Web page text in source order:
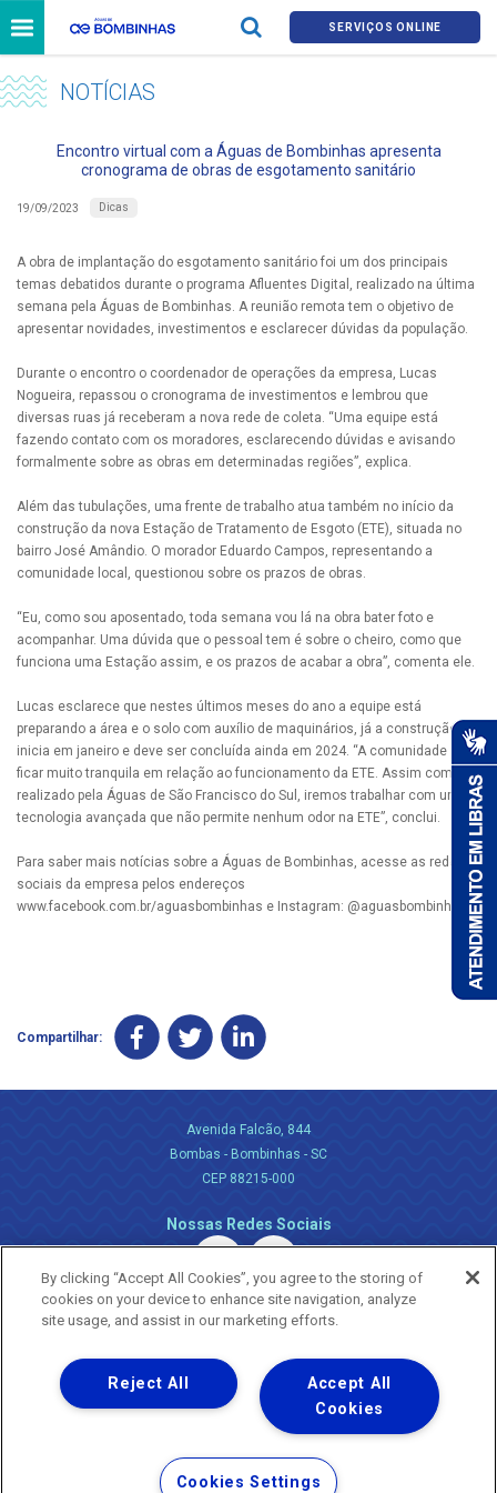
SERVIÇOS ONLINE
NOTÍCIAS
Encontro virtual com a Águas de Bombinhas apresenta
cronograma de obras de esgotamento sanitário
19/09/2023 Dicas
A obra de implantação do esgotamento sanitário foi um dos principais
temas debatidos durante o programa Afluentes Digital, realizado na última
semana pela Águas de Bombinhas. A reunião remota tem o objetivo de
apresentar novidades, investimentos e esclarecer dúvidas da população.
Durante o encontro o coordenador de operações da empresa, Lucas
Nogueira, repassou o cronograma de investimentos e lembrou que
diversas ruas já receberam a nova rede de coleta. “Uma equipe está
fazendo contato com os moradores, esclarecendo dúvidas e avisando
formalmente sobre as obras em determinadas regiões”, explica.
Além das tubulações, uma frente de trabalho atua também no início da
construção da nova Estação de Tratamento de Esgoto (ETE), situada no
bairro José Amândio. O morador Eduardo Campos, representando a
comunidade local, questionou sobre os prazos de obras.
“Eu, como sou aposentado, toda semana vou lá na obra bater foto e
acompanhar. Uma dúvida que o pessoal tem é sobre o cheiro, como que
funciona uma Estação assim, e os prazos de acabar a obra”, comenta ele.
Lucas esclarece que nestes últimos meses do ano a equipe está
preparando a área e o solo com auxílio de maquinários, já a construção
inicia em janeiro e deve ser concluída ainda em 2024. “A comunidade pode
ficar muito tranquila em relação ao funcionamento da ETE. Assim como foi
realizado pela Águas de São Francisco do Sul, iremos trabalhar com uma
tecnologia avançada que não permite nenhum odor na ETE”, conclui.
Para saber mais notícias sobre a Águas de Bombinhas, acesse as redes
sociais da empresa pelos endereços
www.facebook.com.br/aguasbombinhas e Instagram: @aguasbombinhas.
Compartilhar:
Avenida Falcão, 844
Bombas - Bombinhas - SC
CEP 88215-000
Nossas Redes Sociais
Uma empresa
Copyright ® 2026 - Todos os Direitos Reservados.
Nossa natureza movimenta a vida
Termos Gerais de Uso de Sites e Aplicativos
By clicking “Accept All Cookies”, you agree to the storing of
cookies on your device to enhance site navigation, analyze
site usage, and assist in our marketing efforts.
Accept All
Cookies
Reject All
Cookies Settings